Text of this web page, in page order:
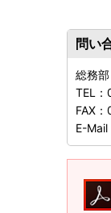
問い
総務
TEL：
FAX：
E-Mail